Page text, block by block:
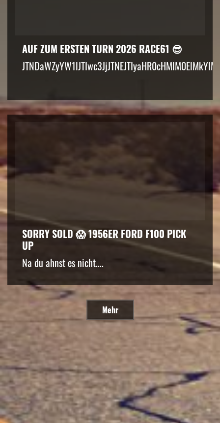
AUF ZUM ERSTEN TURN 2026 RACE61 😎
SORRY SOLD 😱 1956ER FORD F100 PICK
UP
Na du ahnst es nicht....
Mehr